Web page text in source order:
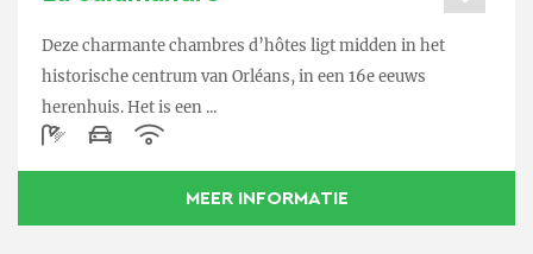
Deze charmante chambres d’hôtes ligt midden in het
historische centrum van Orléans, in een 16e eeuws
herenhuis. Het is een ...
MEER INFORMATIE